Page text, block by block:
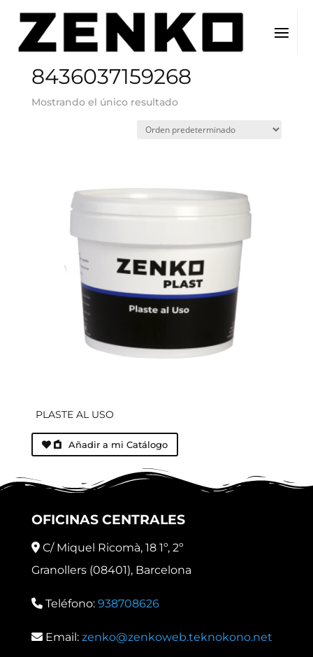
Inicio / EAN del producto / 8436037159268
8436037159268
Mostrando el único resultado
PLASTE AL USO
Añadir a mi Catálogo
OFICINAS CENTRALES
C/ Miquel Ricomà, 18 1º, 2º
Granollers (08401), Barcelona
Teléfono: 938708626
Email: zenko@zenkoweb.teknokono.net